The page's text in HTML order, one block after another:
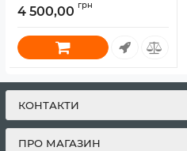
4 500,00 грн
КОНТАКТИ
ПРО МАГАЗИН